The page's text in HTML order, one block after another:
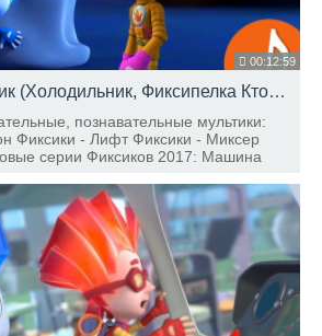
00:12:59
Фиксики - Сборник (Холодильник, Фиксипелка Кто такие Фиксики, Электрочайник) / Fixiki
познавательные мультики:
Фиксики - Лифт Фиксики - Миксер
серии Фиксиков 2017: Машина
в приложении YouTube Детям.